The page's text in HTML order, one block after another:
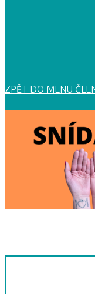
ZPĚT DO MENU